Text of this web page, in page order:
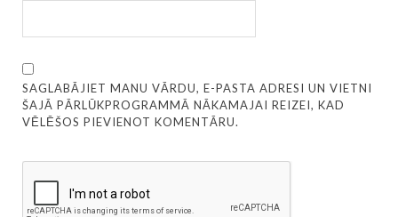
SAGLABĀJIET MANU VĀRDU, E-PASTA ADRESI UN VIETNI
ŠAJĀ PĀRLŪKPROGRAMMĀ NĀKAMAJAI REIZEI, KAD
VĒLĒŠOS PIEVIENOT KOMENTĀRU.